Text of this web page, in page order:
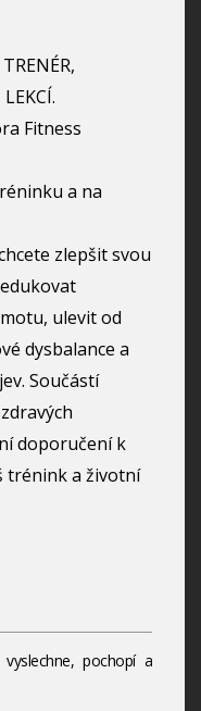
Fitness
a na
zlepšit svou
ulevit od
dysbalance a
Součástí
doporučení k
trénink a životní
pochopí a